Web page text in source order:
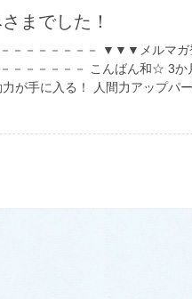
までした！
－－－－－－－－ ▼▼▼メルマ
－－－－－－ こんばん和☆ 3
が手に入る！ 人間力アップパ